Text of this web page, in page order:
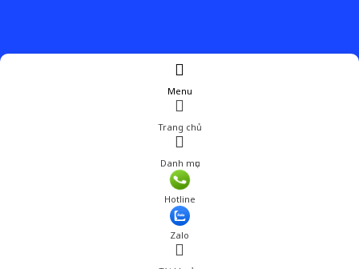
Menu
Trang chủ
Danh mục
Hotline
Zalo